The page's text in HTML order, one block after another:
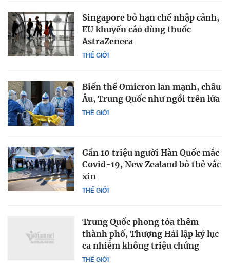
THẾ GIỚI
Singapore bỏ hạn chế nhập cảnh,
EU khuyến cáo dùng thuốc
AstraZeneca
THẾ GIỚI
Biến thể Omicron lan mạnh, châu
Âu, Trung Quốc như ngồi trên lửa
THẾ GIỚI
Gần 10 triệu người Hàn Quốc mắc
Covid-19, New Zealand bỏ thẻ vắc
xin
THẾ GIỚI
Trung Quốc phong tỏa thêm
thành phố, Thượng Hải lập kỷ lục
ca nhiễm không triệu chứng